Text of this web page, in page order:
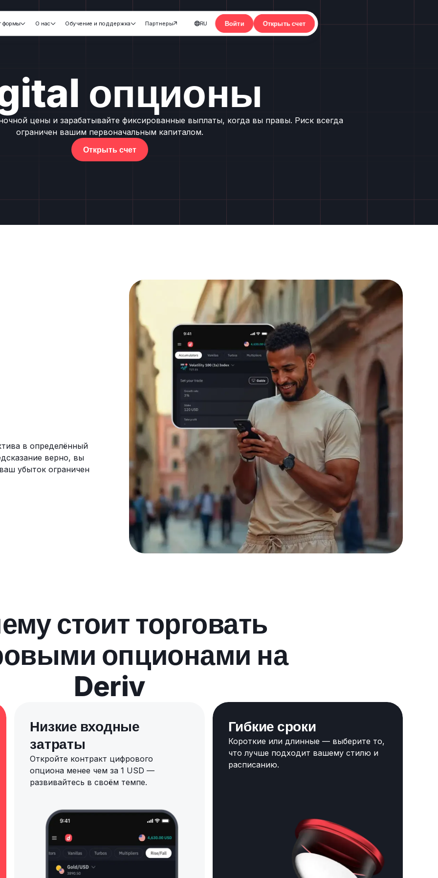
 О нас Обучение и поддержка Партнеры RU Войти Открыть счет
опционы
цены и зарабатывайте фиксированные выплаты, когда вы правы. Риск всегда
ограничен вашим первоначальным капиталом.
Открыть счет
в определённый
верно, вы
убыток ограничен
стоит торговать
опционами на
Deriv
Низкие входные
затраты
Откройте контракт цифрового
опциона менее чем за 1 USD —
развивайтесь в своём темпе.
Гибкие сроки
Короткие или длинные — выберите то,
что лучше подходит вашему стилю и
расписанию.